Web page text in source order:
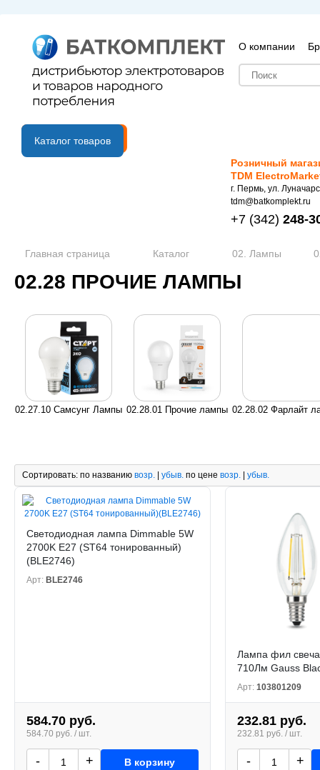
О компании
B2B портал
Каталог товаров
Розничный
TDM
г. Пермь, ул.
tdm@batkomplekt.ru
+7 (342) 248-
Главная страница Каталог 02. Лампы
02.28 ПРОЧИЕ ЛАМПЫ
02.27.10 Самсунг Лампы 02.28.01 Прочие лампы 02.28.02 Фарлайт
Сортировать: по названию возр. | убыв. по цене возр. | убыв.
Светодиодная лампа Dimmable 5W
2700K E27 (ST64 тонированный)
(BLE2746)
Арт: BLE2746
584.70 руб.
584.70 руб. / шт.
- + В корзину
Лампа фил
710Лм Gauss
Арт: 103801209
232.81 руб.
232.81 руб. / шт.
- +